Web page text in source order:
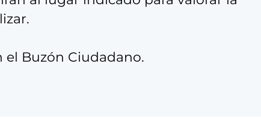
el Buzón Ciudadano.